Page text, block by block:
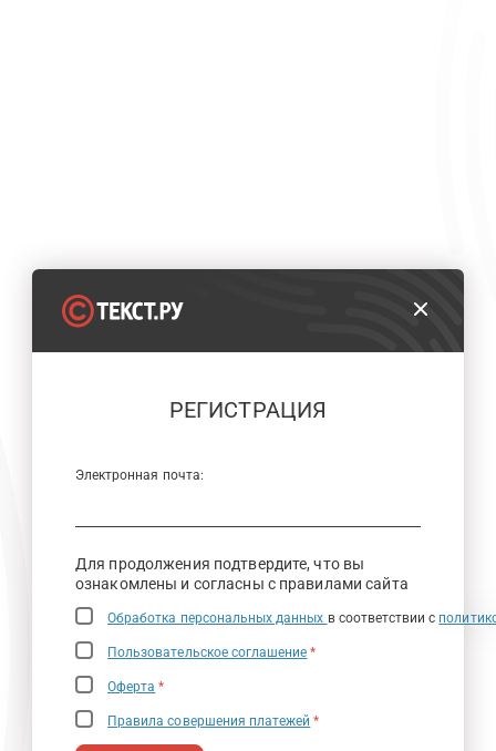
РЕГИСТРАЦИЯ
Электронная почта:
Для продолжения подтвердите, что вы
ознакомлены и согласны с правилами сайта
Обработка персональных данных в соответствии с
Пользовательское соглашение *
Оферта *
Правила совершения платежей *